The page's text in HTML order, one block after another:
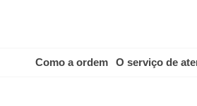
Como a ordem O serviço de